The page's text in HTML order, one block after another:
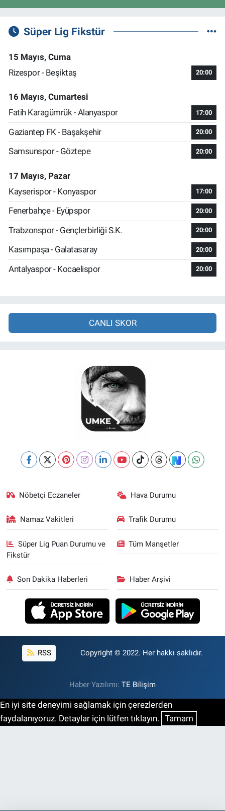
Süper Lig Fikstür
15 Mayıs, Cuma
Rizespor - Beşiktaş
20:00
16 Mayıs, Cumartesi
Fatih Karagümrük - Alanyaspor
17:00
Gaziantep FK - Başakşehir 20:00
Samsunspor - Göztepe 20:00
17 Mayıs, Pazar
Kayserispor - Konyaspor
17:00
Fenerbahçe - Eyüpspor 20:00
Trabzonspor - Gençlerbirliği S.K. 20:00
Kasımpaşa - Galatasaray 20:00
Antalyaspor - Kocaelispor 20:00
CANLI SKOR
Nöbetçi Eczaneler Hava Durumu
Namaz Vakitleri Trafik Durumu
Süper Lig Puan Durumu ve
Fikstür
Tüm Manşetler
Son Dakika Haberleri Haber Arşivi
RSS Copyright © 2022. Her hakkı saklıdır.
Haber Yazılımı: TE Bilişim
En iyi site deneyimi sağlamak için çerezlerden
faydalanıyoruz. Detaylar için lütfen tıklayın. Tamam